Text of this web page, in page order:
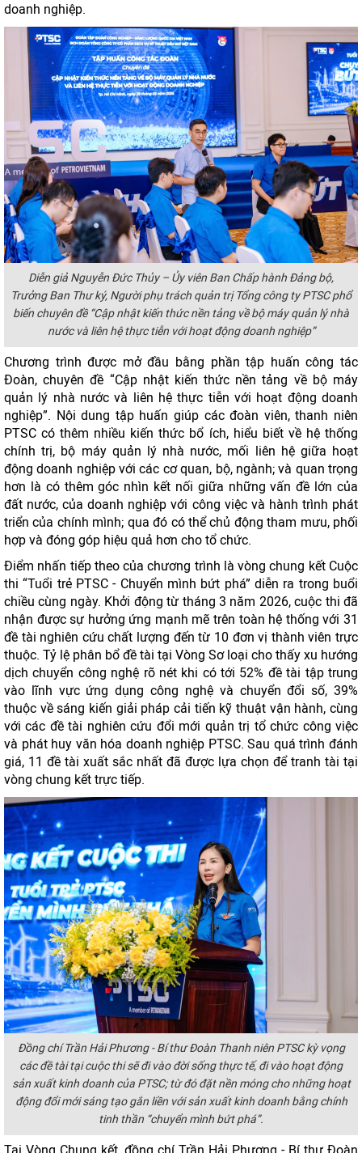
doanh nghiệp.
Diễn giả Nguyễn Đức Thủy – Ủy viên Ban Chấp hành Đảng bộ,
Trưởng Ban Thư ký, Người phụ trách quản trị Tổng công ty PTSCphổ
biến chuyên đề “Cập nhật kiến thức nền tảng về bộ máy quản lý nhà
nước và liên hệ thực tiễn với hoạt động doanh nghiệp”
Chương trình được mở đầu bằng phần tập huấn công tác
Đoàn, chuyên đề “Cập nhật kiến thức nền tảng về bộ máy
quản lý nhà nước và liên hệ thực tiễn với hoạt động doanh
nghiệp”. Nội dung tập huấn giúp các đoàn viên, thanh niên
PTSC có thêm nhiều kiến thức bổ ích, hiểu biết về hệ thống
chính trị, bộ máy quản lý nhà nước, mối liên hệ giữa hoạt
động doanh nghiệp với các cơ quan, bộ, ngành; và quan trọng
hơn là có thêm góc nhìn kết nối giữa những vấn đề lớn của
đất nước, của doanh nghiệp với công việc và hành trình phát
triển của chính mình; qua đó có thể chủ động tham mưu, phối
hợp và đóng góp hiệu quả hơn cho tổ chức.
Điểm nhấn tiếp theo của chương trình là vòng chung kết Cuộc
thi “Tuổi trẻ PTSC - Chuyển mình bứt phá” diễn ra trong buổi
chiều cùng ngày. Khởi động từ tháng 3 năm 2026, cuộc thi đã
nhận được sự hưởng ứng mạnh mẽ trên toàn hệ thống với 31
đề tài nghiên cứu chất lượng đến từ 10 đơn vị thành viên trực
thuộc. Tỷ lệ phân bổ đề tài tại Vòng Sơ loại cho thấy xu hướng
dịch chuyển công nghệ rõ nét khi có tới 52% đề tài tập trung
vào lĩnh vực ứng dụng công nghệ và chuyển đổi số, 39%
thuộc về sáng kiến giải pháp cải tiến kỹ thuật vận hành, cùng
với các đề tài nghiên cứu đổi mới quản trị tổ chức công việc
và phát huy văn hóa doanh nghiệp PTSC. Sau quá trình đánh
giá, 11 đề tài xuất sắc nhất đã được lựa chọn để tranh tài tại
vòng chung kết trực tiếp.
Đồng chí Trần Hải Phương - Bí thư Đoàn Thanh niên PTSC kỳ vọng
các đề tài tại cuộc thi sẽ đi vào đời sống thực tế, đi vào hoạt động
sản xuất kinh doanh của PTSC; từ đó đặt nền móng cho những hoạt
động đổi mới sáng tạo gắn liền với sản xuất kinh doanh bằng chính
tinh thần “chuyển mình bứt phá”.